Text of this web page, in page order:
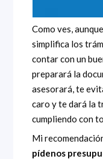
Como ves,
simplifica los
contar con un
preparará la
asesorará, te
caro y te dará la
cumpliendo con
Mi
pídenos